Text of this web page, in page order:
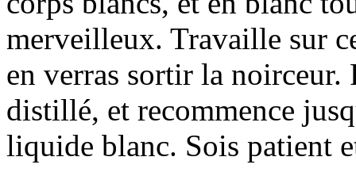
merveilleux. Travaille sur
en verras sortir la noirceur.
distillé, et recommence
liquide blanc. Sois patient